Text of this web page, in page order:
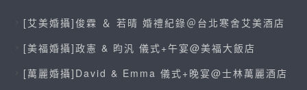
[艾美婚攝]俊霖 ＆ 若晴 婚禮紀錄＠台北寒舍艾美酒店
[美福婚攝]政憲 & 昀汎 儀式+午宴@美福大飯店
[萬麗婚攝]David & Emma 儀式+晚宴@士林萬麗酒店